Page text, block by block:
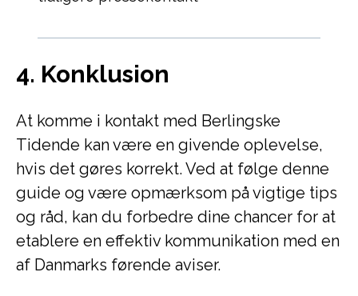
4. Konklusion
At komme i kontakt med Berlingske
Tidende kan være en givende oplevelse,
hvis det gøres korrekt. Ved at følge denne
guide og være opmærksom på vigtige tips
og råd, kan du forbedre dine chancer for at
etablere en effektiv kommunikation med en
af Danmarks førende aviser.